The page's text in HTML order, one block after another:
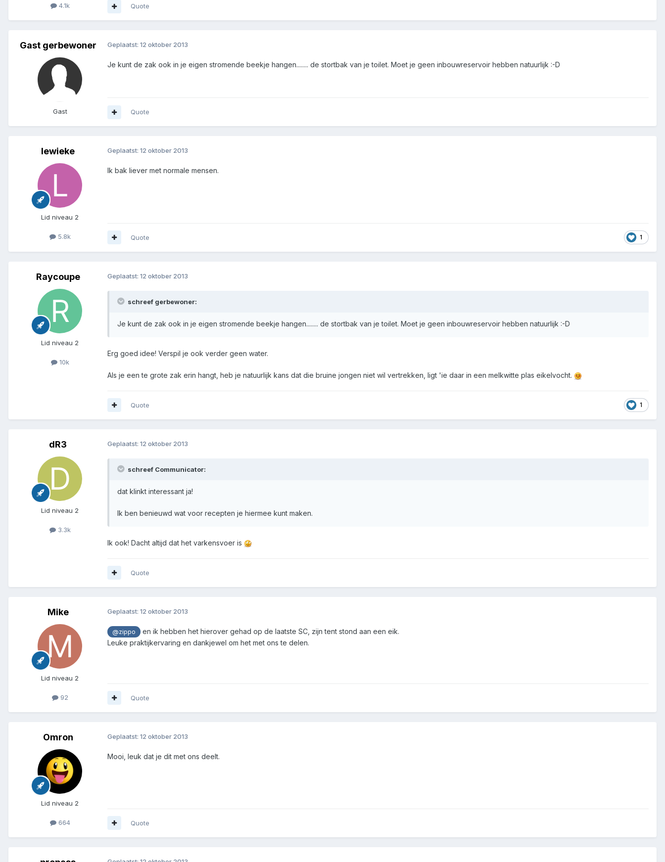
4.1k Quote
Gast gerbewoner
Gast
Geplaatst: 12 oktober 2013
Je kunt de zak ook in je eigen stromende beekje hangen........ de stortbak van je toilet. Moet je geen inbouwreservoir hebben natuurlijk :-D
Quote
lewieke
Lid niveau 2
5.8k
Geplaatst: 12 oktober 2013
Ik bak liever met normale mensen.
1
Quote
Raycoupe
Lid niveau 2
10k
Geplaatst: 12 oktober 2013
schreef gerbewoner:
Je kunt de zak ook in je eigen stromende beekje hangen........ de stortbak van je toilet. Moet je geen inbouwreservoir hebben natuurlijk :-D
Erg goed idee! Verspil je ook verder geen water.
Als je een te grote zak erin hangt, heb je natuurlijk kans dat die bruine jongen niet wil vertrekken, ligt 'ie daar in een melkwitte plas eikelvocht.
1
Quote
dR3
Lid niveau 2
3.3k
Geplaatst: 12 oktober 2013
schreef Communicator:
dat klinkt interessant ja!
Ik ben benieuwd wat voor recepten je hiermee kunt maken.
Ik ook! Dacht altijd dat het varkensvoer is
Quote
Mike
Lid niveau 2
92
Geplaatst: 12 oktober 2013
@zippo
en ik hebben het hierover gehad op de laatste SC, zijn tent stond aan een eik.
Leuke praktijkervaring en dankjewel om het met ons te delen.
Quote
Omron
Lid niveau 2
664
Geplaatst: 12 oktober 2013
Mooi, leuk dat je dit met ons deelt.
Quote